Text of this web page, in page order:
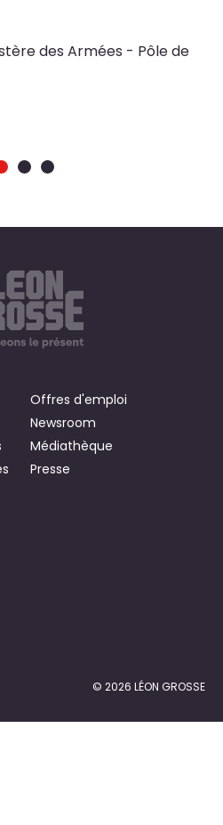
des Armées - Pôle de
Offres d'emploi
Newsroom
Médiathèque
Presse
© 2026 LÉON GROSSE